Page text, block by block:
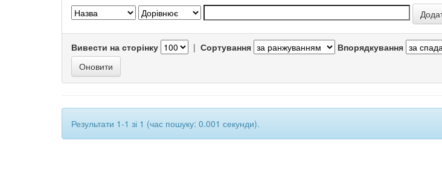
Вивести на сторінку | Сортування Впорядкування
Результати 1-1 зі 1 (час пошуку: 0.001 секунди).